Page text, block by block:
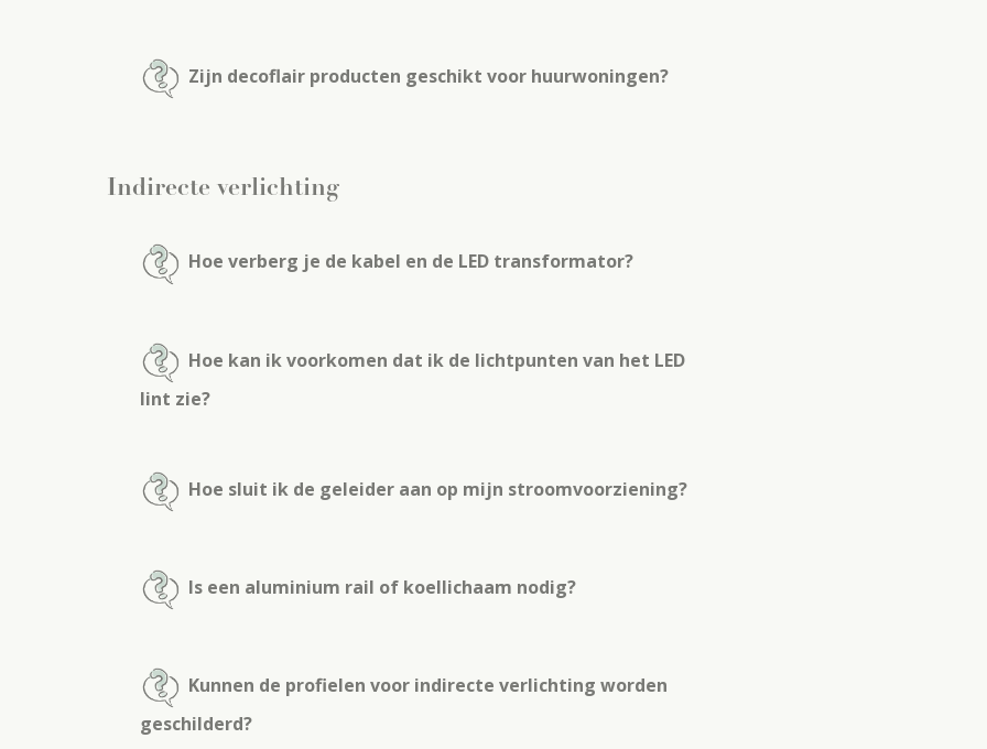
Zijn decoflair producten geschikt voor huurwoningen?
Indirecte verlichting
Hoe verberg je de kabel en de LED transformator?
Hoe kan ik voorkomen dat ik de lichtpunten van het LED
lint zie?
Hoe sluit ik de geleider aan op mijn stroomvoorziening?
Is een aluminium rail of koellichaam nodig?
Kunnen de profielen voor indirecte verlichting worden
geschilderd?